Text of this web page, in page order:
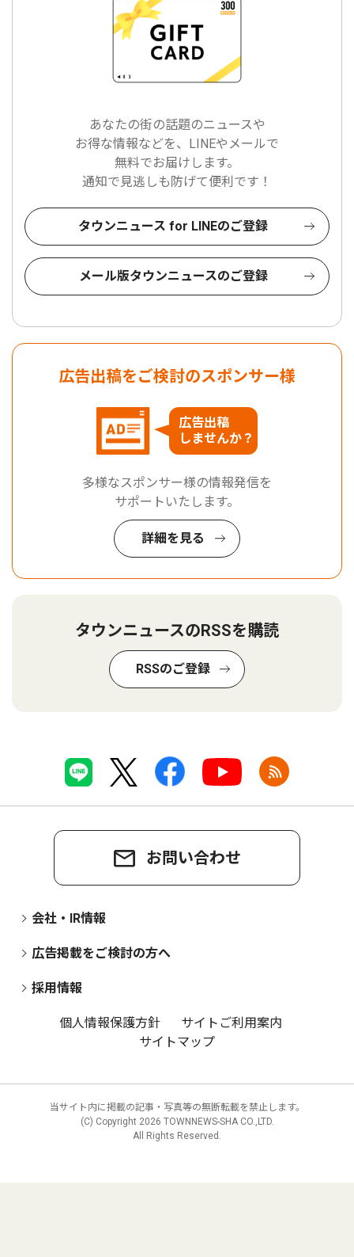
あなたの街の話題のニュースや
お得な情報などを、LINEやメールで
無料でお届けします。
通知で見逃しも防げて便利です！
タウンニュース for LINEのご登録
メール版タウンニュースのご登録
広告出稿をご検討のスポンサー様
広告出稿
しませんか？
多様なスポンサー様の情報発信を
サポートいたします。
詳細を見る
タウンニュースのRSSを購読
RSSのご登録
お問い合わせ
会社・IR情報
広告掲載をご検討の方へ
採用情報
個人情報保護方針
サイトご利用案内
サイトマップ
当サイト内に掲載の記事・写真等の無断転載を禁止します。
(C) Copyright 2026 TOWNNEWS-SHA CO.,LTD.
All Rights Reserved.